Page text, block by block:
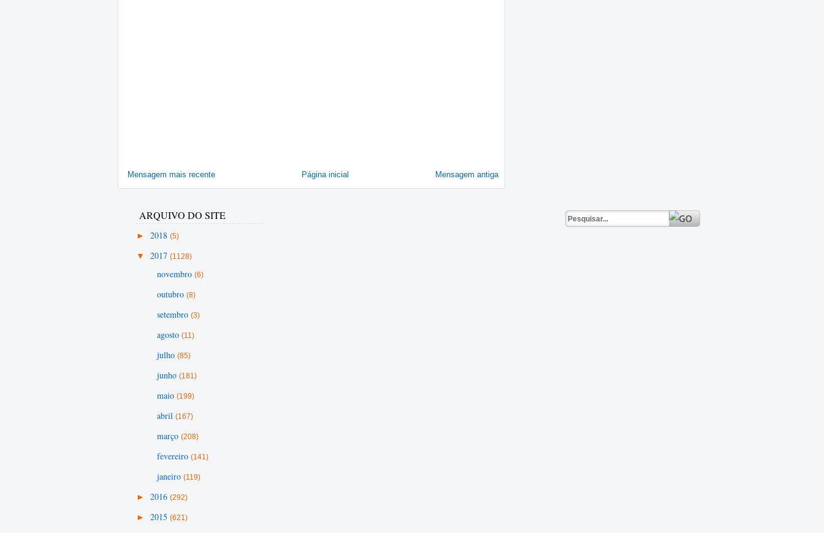
Mensagem mais recente Mensagem antiga
Página inicial
ARQUIVO DO SITE
► 2018 (5)
▼ 2017 (1128)
novembro (6)
outubro (8)
setembro (3)
agosto (11)
julho (85)
junho (181)
maio (199)
abril (167)
março (208)
fevereiro (141)
janeiro (119)
► 2016 (292)
► 2015 (621)